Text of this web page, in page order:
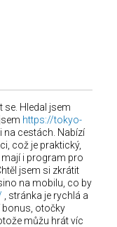
se. Hledal jsem
https://tokyo-
na cestách. Nabízí
což je praktický,
i program pro
jsem si zkrátit
na mobilu, co by
, stránka je rychlá a
bonus, otočky
můžu hrát víc